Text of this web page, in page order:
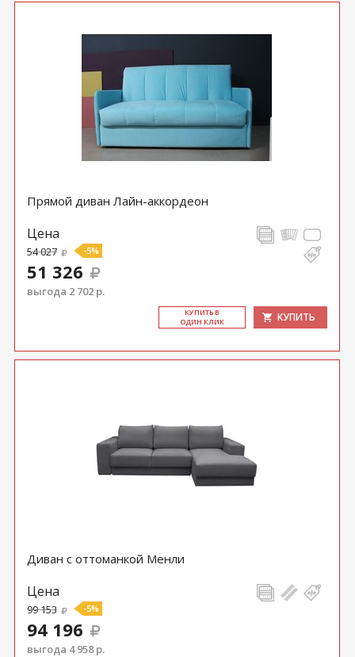
Прямой диван Лайн-аккордеон
Цена
54 027 -5%
51 326
выгода 2 702 р.
КУ­ПИТЬ В
ОДИН КЛИК
КУПИТЬ
Диван с оттоманкой Менли
Цена
99 153 -5%
94 196
выгода 4 958 р.